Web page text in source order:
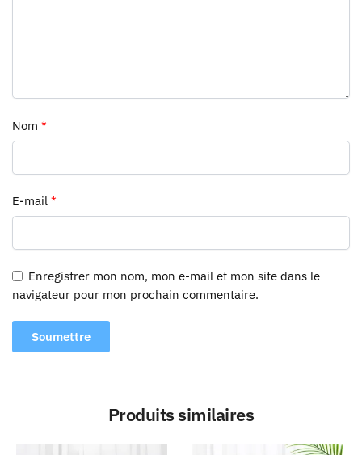
Nom *
E-mail *
Enregistrer mon nom, mon e-mail et mon site dans le
navigateur pour mon prochain commentaire.
Produits similaires